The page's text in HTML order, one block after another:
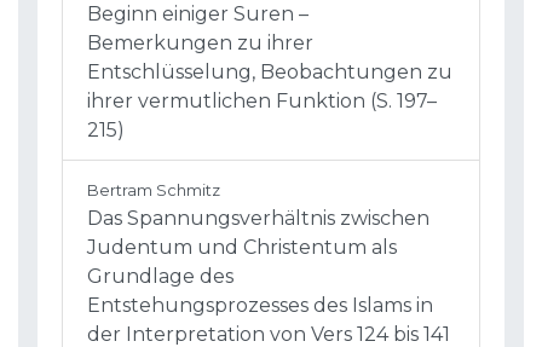
Beginn einiger Suren –
Bemerkungen zu ihrer
Entschlüsselung, Beobachtungen zu
ihrer vermutlichen Funktion (S. 197–
215)
Bertram Schmitz
Das Spannungsverhältnis zwischen
Judentum und Christentum als
Grundlage des
Entstehungsprozesses des Islams in
der Interpretation von Vers 124 bis 141